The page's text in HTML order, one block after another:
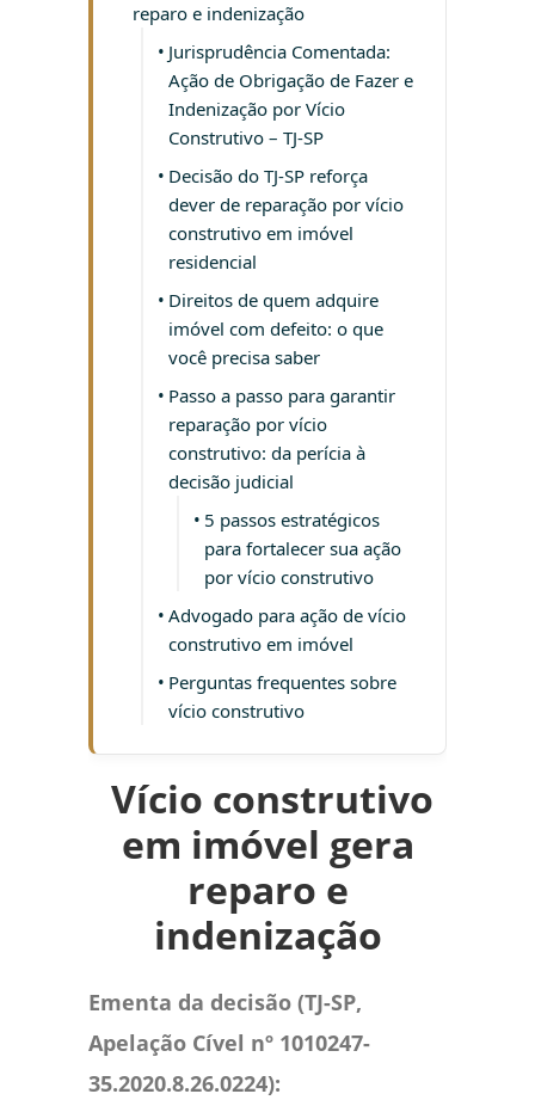
reparo e indenização
Jurisprudência Comentada:
Ação de Obrigação de Fazer e
Indenização por Vício
Construtivo – TJ-SP
Decisão do TJ-SP reforça
dever de reparação por vício
construtivo em imóvel
residencial
Direitos de quem adquire
imóvel com defeito: o que
você precisa saber
Passo a passo para garantir
reparação por vício
construtivo: da perícia à
decisão judicial
5 passos estratégicos
para fortalecer sua ação
por vício construtivo
Advogado para ação de vício
construtivo em imóvel
Perguntas frequentes sobre
vício construtivo
Vício construtivo
em imóvel gera
reparo e
indenização
Ementa da decisão (TJ-SP,
Apelação Cível nº 1010247-
35.2020.8.26.0224):